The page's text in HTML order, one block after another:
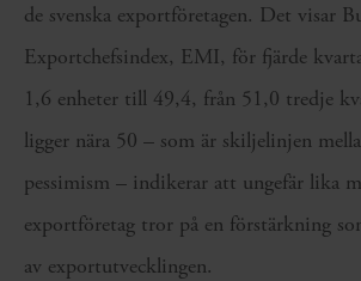
de svenska exportföretagen. Det visar
Exportchefsindex, EMI, för fjärde
1,6 enheter till 49,4, från 51,0 tredje
ligger nära 50 – som är skiljelinjen
pessimism – indikerar att ungefär lika
exportföretag tror på en förstärkning
av exportutvecklingen.